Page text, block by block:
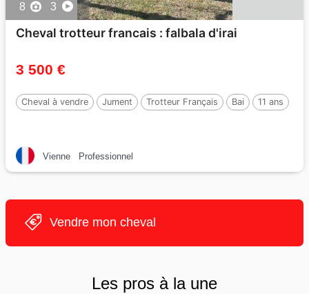
8 3
Cheval trotteur francais : falbala d'irai
3 500 €
Cheval à vendre Jument Trotteur Français Bai 11 ans
Vienne Professionnel
Vendre mon cheval
Les pros à la une